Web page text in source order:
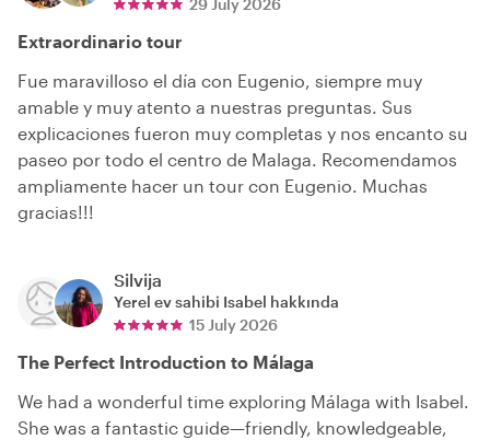
29 July 2026
Extraordinario tour
Fue maravilloso el día con Eugenio, siempre muy
amable y muy atento a nuestras preguntas. Sus
explicaciones fueron muy completas y nos encanto su
paseo por todo el centro de Malaga. Recomendamos
ampliamente hacer un tour con Eugenio. Muchas
gracias!!!
Silvija
Yerel ev sahibi Isabel hakkında
15 July 2026
The Perfect Introduction to Málaga
We had a wonderful time exploring Málaga with Isabel.
She was a fantastic guide—friendly, knowledgeable,